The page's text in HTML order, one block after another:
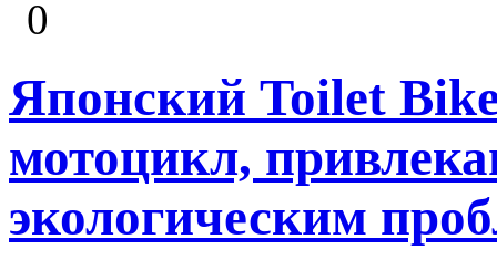
0
Японский Toilet
мотоцикл,
экологическим